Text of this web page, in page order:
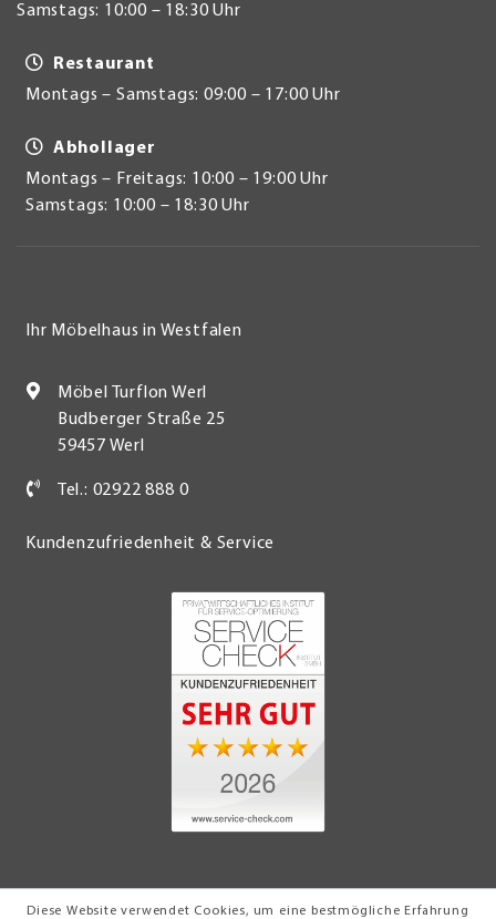
Diese Website verwendet Cookies, um eine bestmögliche Erfahrung
Samstags: 10:00 – 18:30 Uhr
Restaurant
Montags – Samstags: 09:00 – 17:00 Uhr
Abhollager
Montags – Freitags: 10:00 – 19:00 Uhr
Samstags: 10:00 – 18:30 Uhr
Ihr Möbelhaus in Westfalen
Möbel Turflon Werl
Budberger Straße 25
59457 Werl
Tel.: 02922 888 0
Kundenzufriedenheit & Service